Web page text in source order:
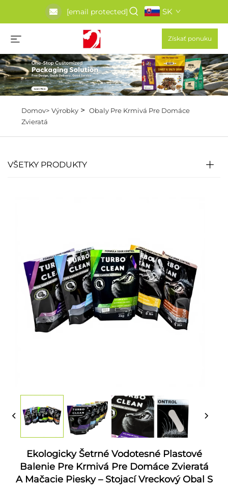
[email protected] SK
Získať ponuku
Domov> Výrobky> Obaly Pre Krmivá Pre Domáce
Zvieratá
VŠETKY PRODUKTY
Ekologicky Šetrné Vodotesné Plastové
Balenie Pre Krmivá Pre Domáce Zvieratá
A Mačacie Piesky – Stojací Vreckový Obal S